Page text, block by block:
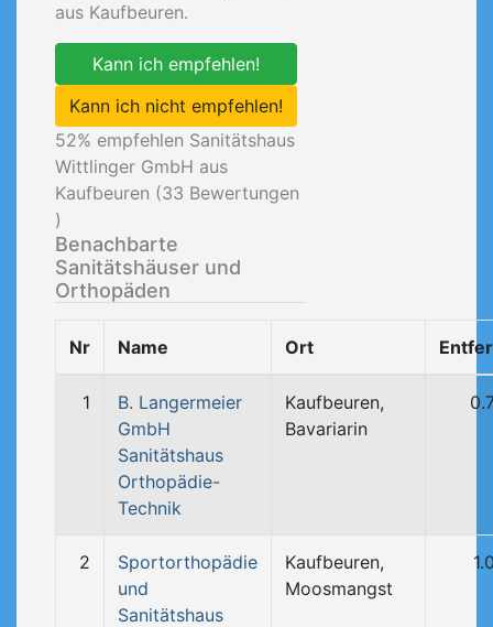
aus Kaufbeuren.
Kann ich empfehlen!
Kann ich nicht empfehlen!
52% empfehlen Sanitätshaus
Wittlinger GmbH aus
Kaufbeuren (33 Bewertungen
)
Benachbarte
Sanitätshäuser und
Orthopäden
Nr Name Ort
1
B. Langermeier
GmbH
Sanitätshaus
Orthopädie-
Technik
Kaufbeuren,
Bavariarin
2
Sportorthopädie
und
Sanitätshaus
Kaufbeuren,
Moosmangst